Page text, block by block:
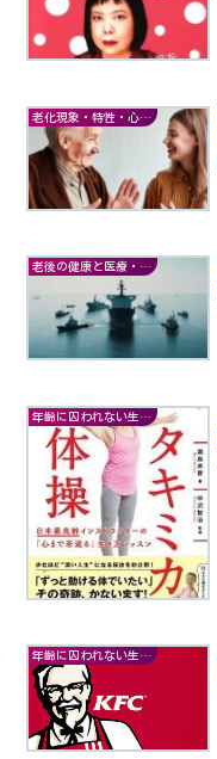
老化現象・特性・心理など
老後の健康と医療・福祉
年齢に囚われない生き方
年齢に囚われない生き方